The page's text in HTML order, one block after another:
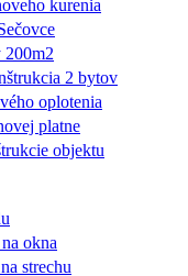
kurenia
200m2
2 bytov
oplotenia
platne
objektu
okna
strechu